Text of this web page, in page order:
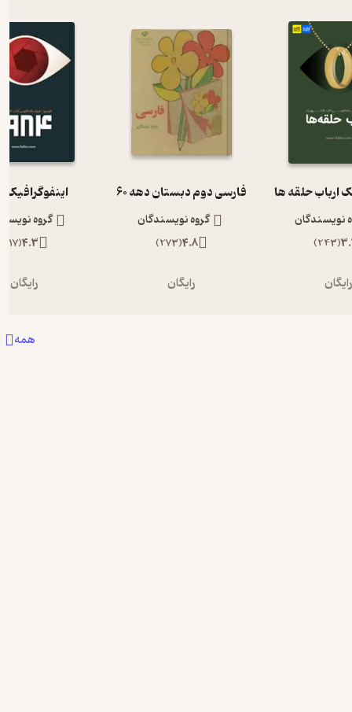
ارباب حلقه ها
نویسندگان
(
243
)
فارسی دوم دبستان دهه 60
گروه نویسندگان
4.8
(
273
)
رایگان
اینفوگرافیک 1984
گروه
4.3
(
117
رایگان
همه